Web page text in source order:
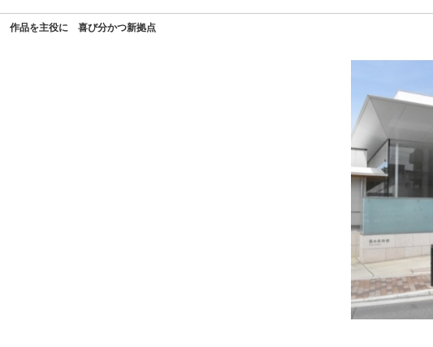
作品を主役に 喜び分かつ新拠点